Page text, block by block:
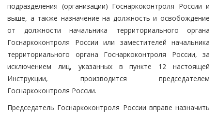
подразделения (организации) Госнаркоконтроля России и
выше, а также назначение на должность и освобождение
от должности начальника территориального органа
Госнаркоконтроля России или заместителей начальника
территориального органа Госнаркоконтроля России, за
исключением лиц, указанных в пункте 12 настоящей
Инструкции, производится председателем
Госнаркоконтроля России.
Председатель Госнаркоконтроля России вправе назначить